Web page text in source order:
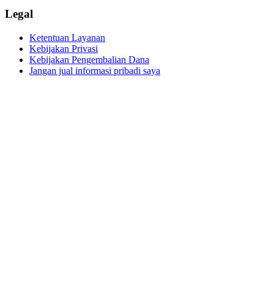
Legal
Ketentuan Layanan
Kebijakan Privasi
Kebijakan Pengembalian Dana
Jangan jual informasi pribadi saya